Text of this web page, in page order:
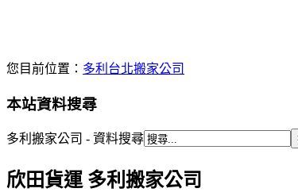
您目前位置： 多利台北搬家公司
本站資料搜尋
多利搬家公司 - 資料搜尋
欣田貨運 多利搬家公司